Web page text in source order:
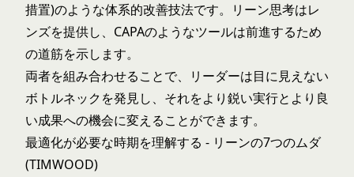
措置)のような体系的改善技法です。リーン思考はレ
ンズを提供し、CAPAのようなツールは前進するため
の道筋を示します。
両者を組み合わせることで、リーダーは目に見えない
ボトルネックを発見し、それをより鋭い実行とより良
い成果への機会に変えることができます。
最適化が必要な時期を理解する - リーンの7つのムダ
(TIMWOOD)